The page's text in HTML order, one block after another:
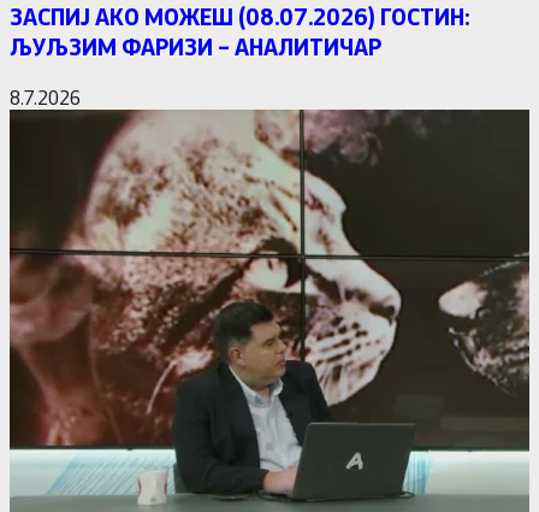
ЗАСПИЈ АКО МОЖЕШ (08.07.2026) ГОСТИН:
ЉУЉЗИМ ФАРИЗИ – АНАЛИТИЧАР
8.7.2026